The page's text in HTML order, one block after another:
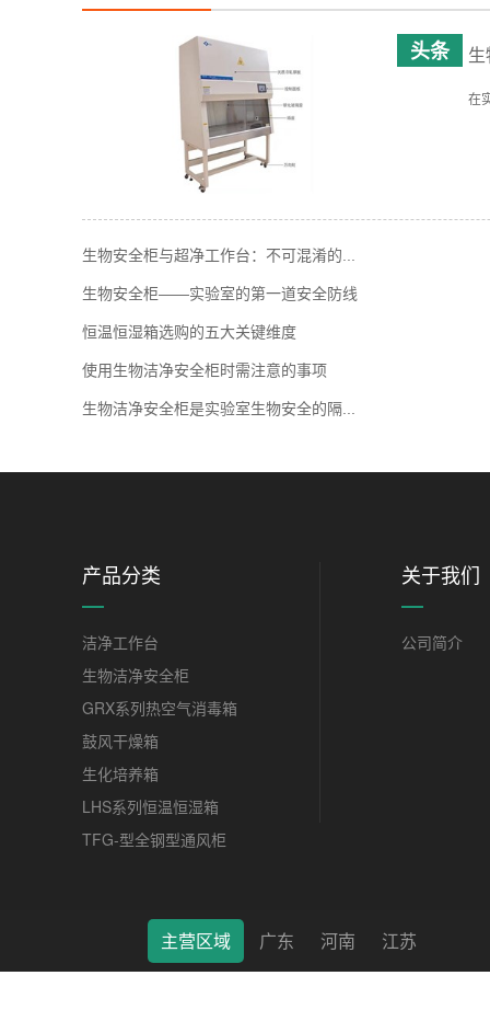
在
生物安全柜与超净工作台：不可混淆的...
生物安全柜——实验室的第一道安全防线
恒温恒湿箱选购的五大关键维度
使用生物洁净安全柜时需注意的事项
生物洁净安全柜是实验室生物安全的隔...
产品分类
洁净工作台
生物洁净安全柜
GRX系列热空气消毒箱
鼓风干燥箱
生化培养箱
LHS系列恒温恒湿箱
TFG-型全钢型通风柜
关于我们
公司简介
莱特（南通）科学仪器有限公司 © 2022 版权所有 备案号
主营区域 广东 河南 江苏